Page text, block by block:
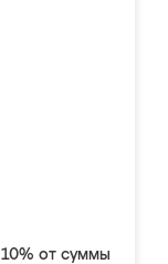
10% от суммы